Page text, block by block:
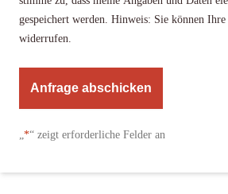
*“ zeigt erforderliche Felder an
gespeichert werden. Hinweis: Sie können
widerrufen.
t
r